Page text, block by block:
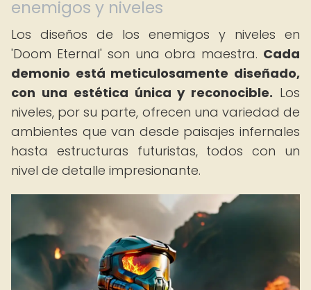
enemigos y niveles
Los diseños de los enemigos y niveles en
'Doom Eternal' son una obra maestra. Cada
demonio está meticulosamente diseñado,
con una estética única y reconocible. Los
niveles, por su parte, ofrecen una variedad de
ambientes que van desde paisajes infernales
hasta estructuras futuristas, todos con un
nivel de detalle impresionante.